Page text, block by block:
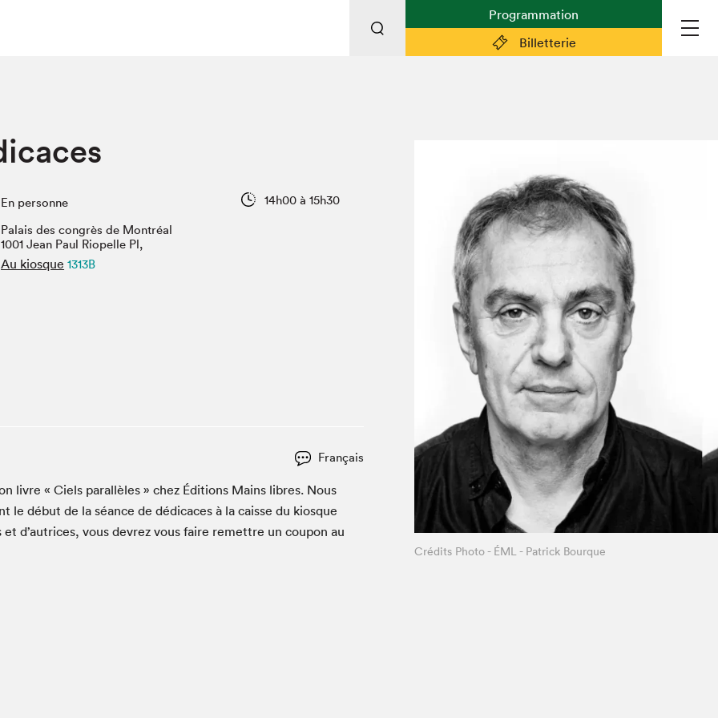
Billetterie
Programmation
Vidéos et balados
Le Salon dans ta classe
Liseur Public
Matinées scolaires Hydro-Québec
Préparer sa visite
Partenaires
Espace médias
Espace exposant·e·s
Espace enseignant·e·s
Espace participant⋅e⋅s
Espace Salon dans la ville
Espace bénévoles
Devenir bénévole
À propos du Salon
Liste des exposant·e·s
Liste des auteur·rice·s
En personne
14h00 à 15h30
Palais des congrès de Montréal
1001 Jean Paul Riopelle Pl,
Au kiosque 1313B
Français
livre « Ciels par­al­lèles » chez Édi­tions Mains libres. Nous
le début de la séance de dédi­caces à la caisse du kiosque
d’autrices, vous devrez vous faire remet­tre un coupon au
Crédits Photo - ÉML - Patrick Bourque